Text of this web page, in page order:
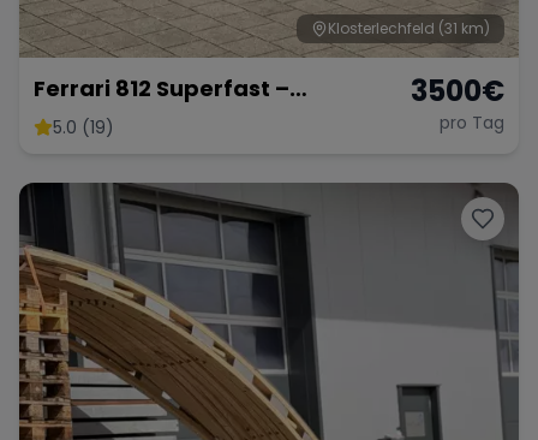
Klosterlechfeld (31 km)
Ferrari 812 Superfast –
Ultimativer V12-Supersportler
5.0 (19)
3500€
pro Tag